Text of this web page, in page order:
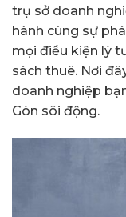
trụ sở doanh
hành cùng sự
mọi điều kiện lý
sách thuê. Nơi
doanh nghiệp
Gòn sôi động.